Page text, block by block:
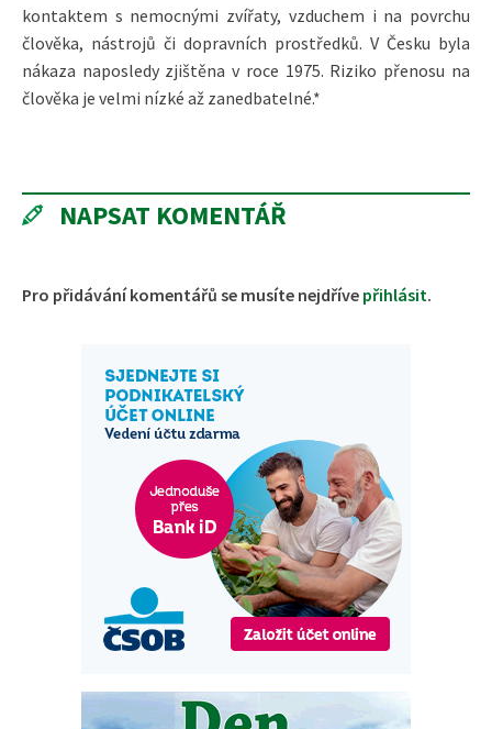
kontaktem s nemocnými zvířaty, vzduchem i na povrchu
člověka, nástrojů či dopravních prostředků. V Česku byla
nákaza naposledy zjištěna v roce 1975. Riziko přenosu na
člověka je velmi nízké až zanedbatelné.*
NAPSAT KOMENTÁŘ
Pro přidávání komentářů se musíte nejdříve přihlásit.